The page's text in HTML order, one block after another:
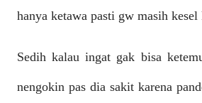
hanya ketawa pasti gw masih kesel
Sedih kalau ingat gak bisa
nengokin pas dia sakit karena